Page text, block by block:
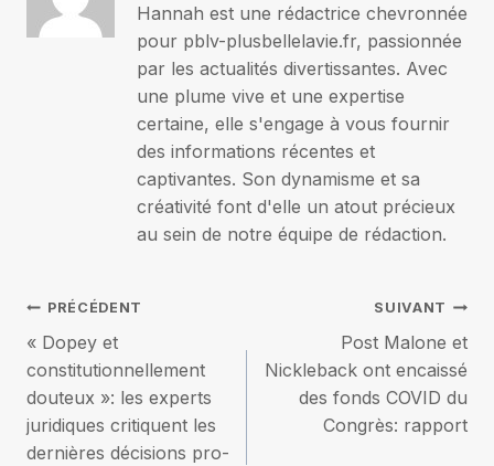
Hannah est une rédactrice chevronnée
pour pblv-plusbellelavie.fr, passionnée
par les actualités divertissantes. Avec
une plume vive et une expertise
certaine, elle s'engage à vous fournir
des informations récentes et
captivantes. Son dynamisme et sa
créativité font d'elle un atout précieux
au sein de notre équipe de rédaction.
Navigation
de
l’article
PRÉCÉDENT
« Dopey et
constitutionnellement
douteux »: les experts
juridiques critiquent les
dernières décisions pro-
SUIVANT
Post Malone et
Nickleback ont ​​encaissé
des fonds COVID du
Congrès: rapport